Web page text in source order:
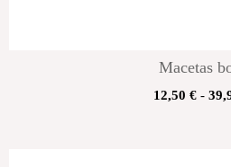
Macetas
12,50 € -